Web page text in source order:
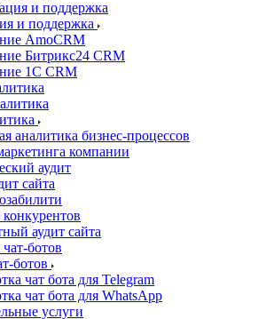
и поддержка
AmoCRM
Битрикс24 CRM
1C CRM
аналитика бизнес-процессов
компании
аудит
сайта
аудит сайта
ботов
чат бота для Telegram
чат бота для WhatsApp